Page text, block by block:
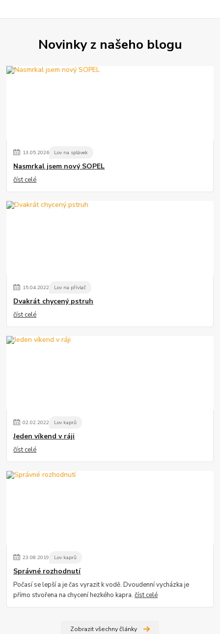
Novinky z našeho blogu
13.05.2026 Lov na splávek
Nasmrkal jsem nový SOPEL
číst celé
15.04.2022 Lov na přívlač
Dvakrát chycený pstruh
číst celé
02.02.2022 Lov kaprů
Jeden víkend v ráji
číst celé
23.08.2019 Lov kaprů
Správné rozhodnutí
Počasí se lepší a je čas vyrazit k vodě. Dvoudenní vycházka je
přímo stvořena na chycení hezkého kapra.číst celé
Zobrazit všechny články